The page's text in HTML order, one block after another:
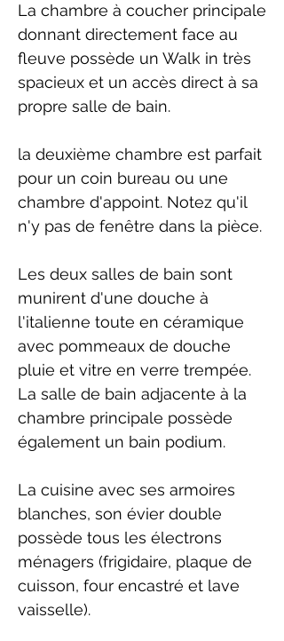
La chambre à coucher principale
donnant directement face au
fleuve possède un Walk in très
spacieux et un accès direct à sa
propre salle de bain.
la deuxième chambre est parfait
pour un coin bureau ou une
chambre d'appoint. Notez qu'il
n'y pas de fenêtre dans la pièce.
Les deux salles de bain sont
munirent d'une douche à
l'italienne toute en céramique
avec pommeaux de douche
pluie et vitre en verre trempée.
La salle de bain adjacente à la
chambre principale possède
également un bain podium.
La cuisine avec ses armoires
blanches, son évier double
possède tous les électrons
ménagers (frigidaire, plaque de
cuisson, four encastré et lave
vaisselle).